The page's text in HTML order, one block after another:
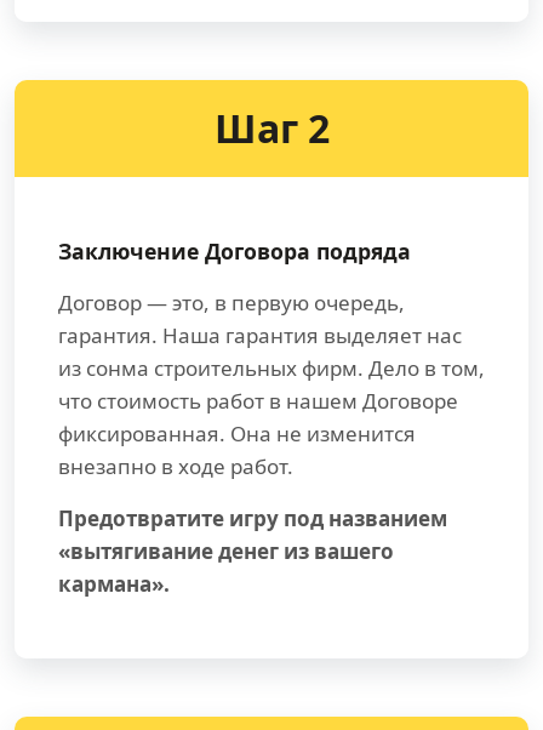
Шаг 2
Заключение Договора подряда
Договор — это, в первую очередь,
гарантия. Наша гарантия выделяет нас
из сонма строительных фирм. Дело в том,
что стоимость работ в нашем Договоре
фиксированная. Она не изменится
внезапно в ходе работ.
Предотвратите игру под названием
«вытягивание денег из вашего
кармана».